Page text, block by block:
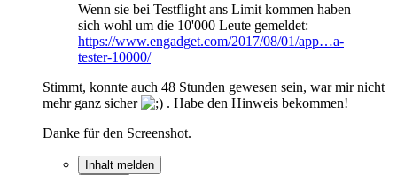
Wenn sie bei Testflight ans Limit kommen haben
sich wohl um die 10'000 Leute gemeldet:
https://www.engadget.com/2017/08/01/app…a-
tester-10000/
Stimmt, konnte auch 48 Stunden gewesen sein, war mir nicht
mehr ganz sicher
. Habe den Hinweis bekommen!
Danke für den Screenshot.
Inhalt melden